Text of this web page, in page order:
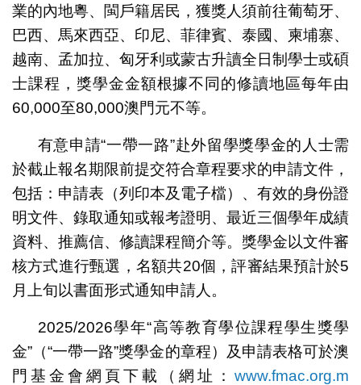
業的內地粵、閩戶籍居民，獲獎人須前往葡萄牙、
巴西、馬來西亞、印尼、菲律賓、泰國、柬埔寨、
越南、孟加拉、匈牙利或蒙古升讀全日制學士或碩
士課程，獎學金金額根據不同的修讀地區每年由
60,000至80,000澳門元不等。
有意申請“一帶一路”赴外留學獎學金的人士需
於截止報名期限前提交符合章程要求的申請文件，
包括：申請表（列印本及電子檔）、有效的身份證
明文件、錄取通知或報考證明、最近三個學年成績
資料、推薦信、修讀課程簡介等。獎學金以文件審
核方式進行甄選，名額共20個，評審結果預計於5
月上旬以書面形式通知申請人。
2025/2026學年“高等教育學位課程學生獎學
金”（“一帶一路”獎學金的章程）及申請表格可於澳
門基金會網頁下載（網址：www.fmac.org.m